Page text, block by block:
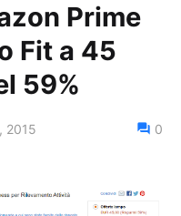
Prime
Fit a 45
59%
2015 0